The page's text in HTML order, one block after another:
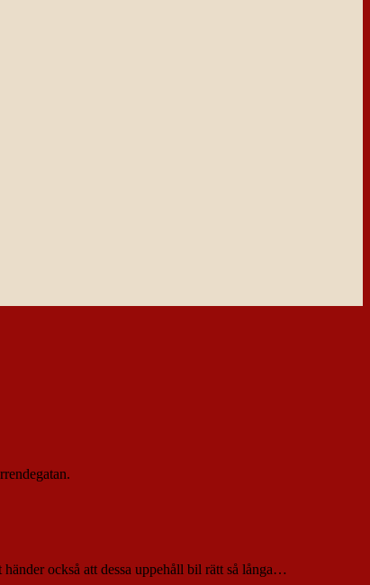
också att dessa uppehåll bil rätt så långa…